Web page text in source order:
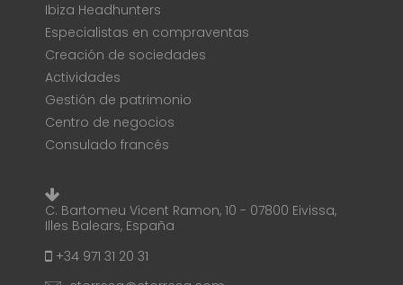
Ibiza Headhunters
Especialistas en compraventas
Creación de sociedades
Actividades
Gestión de patrimonio
Centro de negocios
Consulado francés
C. Bartomeu Vicent Ramon, 10 - 07800 Eivissa,
Illes Balears, España
+34 971 31 20 31